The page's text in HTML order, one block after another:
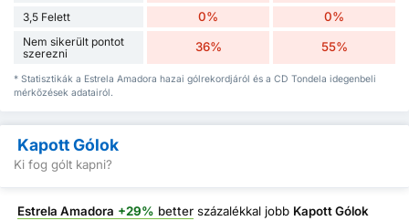
3,5 Felett 0% 0%
Nem sikerült pontot
szerezni
36% 55%
* Statisztikák a Estrela Amadora hazai gólrekordjáról és a CD Tondela idegenbeli
mérkőzések adatairól.
Kapott Gólok
Ki fog gólt kapni?
Estrela Amadora +29% better százalékkal jobb Kapott Gólok